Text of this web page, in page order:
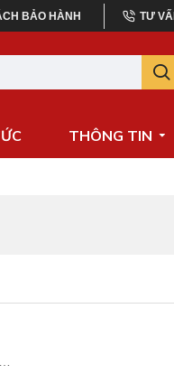
BẢO HÀNH TƯ
THÔNG TIN